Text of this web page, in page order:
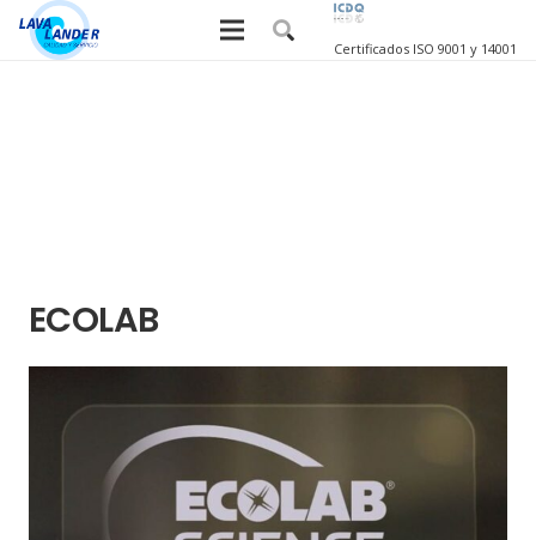
Certificados ISO 9001 y 14001
ECOLAB